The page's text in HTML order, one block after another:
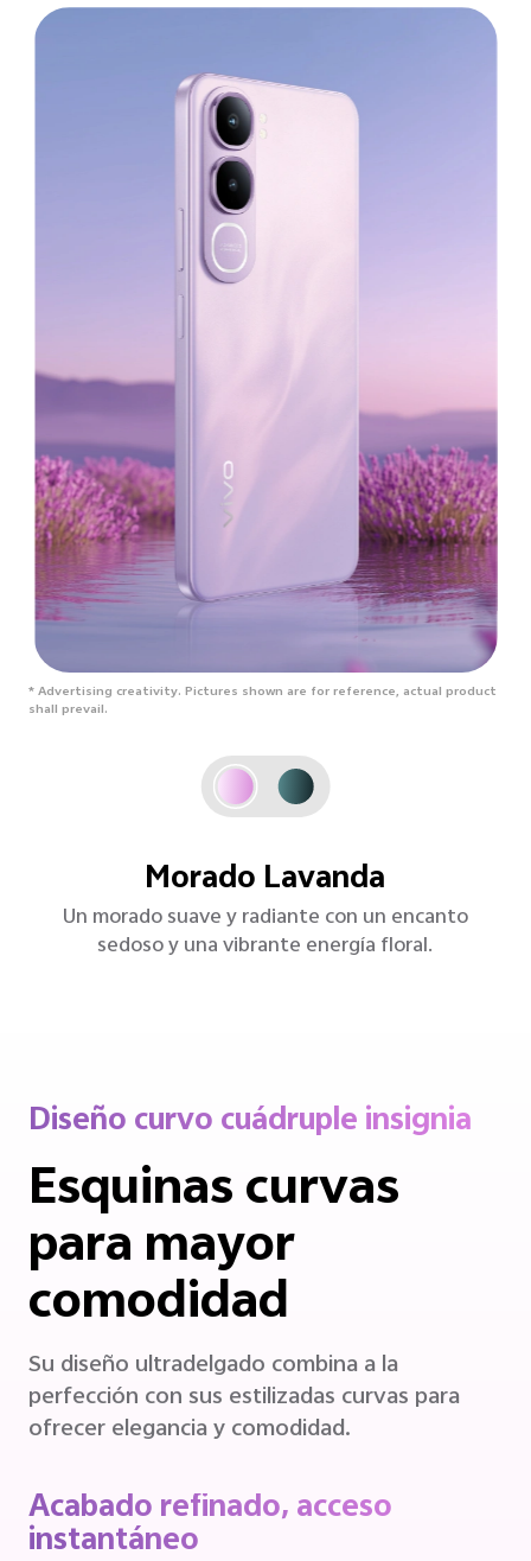
* Advertising creativity. Pictures shown are for reference, actual product
shall prevail.
Negro Jade
Un tono profundo inspirado en la tradición y la
elegancia.
Diseño curvo cuádruple insignia
Esquinas curvas
para mayor
comodidad
Su diseño ultradelgado combina a la
perfección con sus estilizadas curvas para
ofrecer elegancia y comodidad.
Acabado refinado, acceso
instantáneo